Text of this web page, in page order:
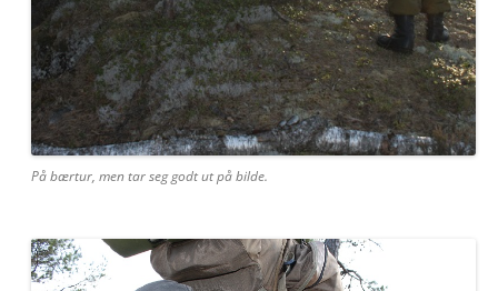
På bærtur, men tar seg godt ut på bilde.